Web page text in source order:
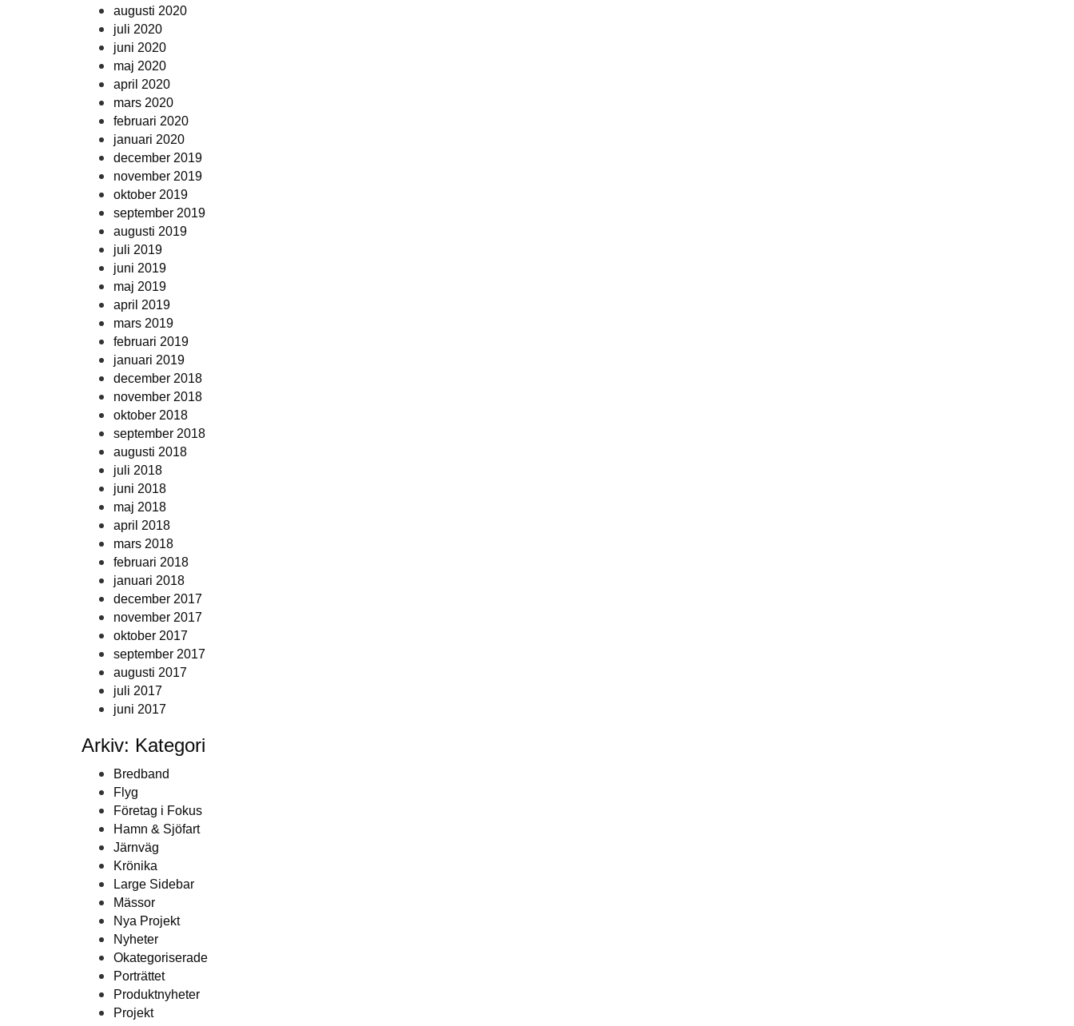
augusti 2020
juli 2020
juni 2020
maj 2020
april 2020
mars 2020
februari 2020
januari 2020
december 2019
november 2019
oktober 2019
september 2019
augusti 2019
juli 2019
juni 2019
maj 2019
april 2019
mars 2019
februari 2019
januari 2019
december 2018
november 2018
oktober 2018
september 2018
augusti 2018
juli 2018
juni 2018
maj 2018
april 2018
mars 2018
februari 2018
januari 2018
december 2017
november 2017
oktober 2017
september 2017
augusti 2017
juli 2017
juni 2017
Arkiv: Kategori
Bredband
Flyg
Företag i Fokus
Hamn & Sjöfart
Järnväg
Krönika
Large Sidebar
Mässor
Nya Projekt
Nyheter
Okategoriserade
Porträttet
Produktnyheter
Projekt